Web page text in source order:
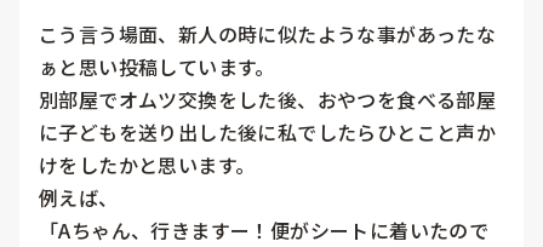
こう言う場面、新人の時に似たような事があったな
ぁと思い投稿しています。
別部屋でオムツ交換をした後、おやつを食べる部屋
に子どもを送り出した後に私でしたらひとこと声か
けをしたかと思います。
例えば、
「Aちゃん、行きますー！便がシートに着いたので